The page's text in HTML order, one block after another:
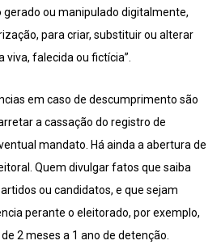
gerado ou manipulado digitalmente,
para criar, substituir ou alterar
viva, falecida ou fictícia”.
em caso de descumprimento são
a cassação do registro de
mandato. Há ainda a abertura de
Quem divulgar fatos que saiba
ou candidatos, e que sejam
perante o eleitorado, por exemplo,
2 meses a 1 ano de detenção.